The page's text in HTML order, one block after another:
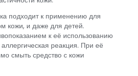
подходит к применению для
кожи, и даже для детей.
к её использованию
реакция. При её
смыть средство с кожи